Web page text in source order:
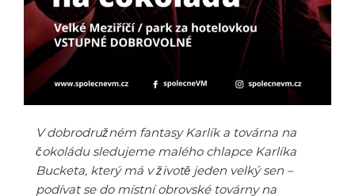
V dobrodružném fantasy Karlík a továrna na
čokoládu sledujeme malého chlapce Karlíka
Bucketa, který má v životě jeden velký sen –
podívat se do místní obrovské továrny na